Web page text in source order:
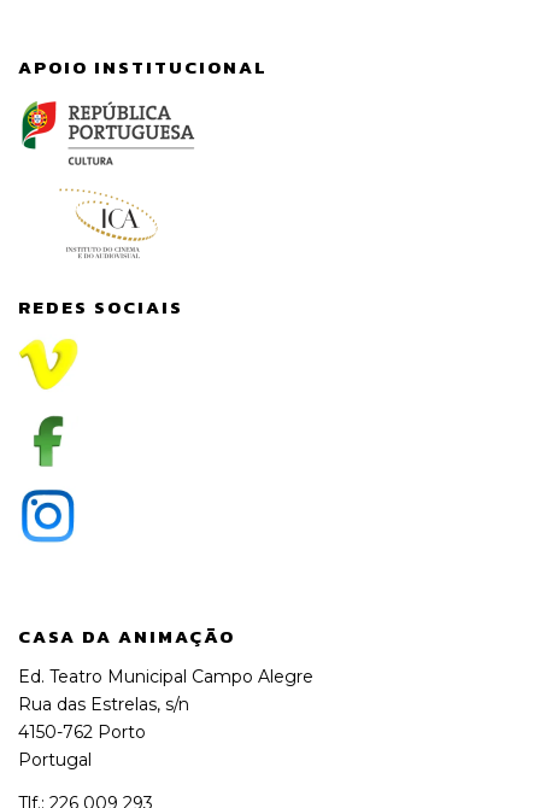
APOIO INSTITUCIONAL
REDES SOCIAIS
CASA DA ANIMAÇÃO
Ed. Teatro Municipal Campo Alegre
Rua das Estrelas, s/n
4150-762 Porto
Portugal
Tlf.: 226 009 293